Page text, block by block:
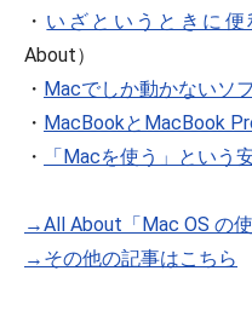
・ いざというときに
About）
・ Macでしか動かないソ
・ MacBookとMacBook
・
「Macを使う」という
→All About「Mac OS の
→その他の記事はこちら